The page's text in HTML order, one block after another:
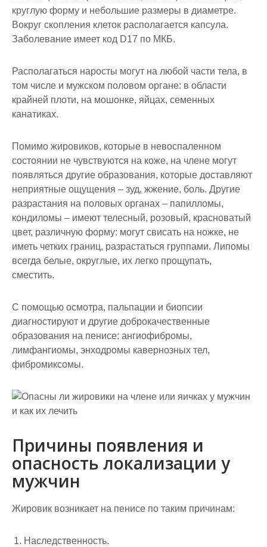
круглую форму и небольшие размеры в диаметре.
Вокруг скопления клеток располагается капсула.
Заболевание имеет код D17 по МКБ.
Располагаться наросты могут на любой части тела, в
том числе и мужском половом органе: в области
крайней плоти, на мошонке, яйцах, семенных
канатиках.
Помимо жировиков, которые в невоспаленном
состоянии не чувствуются на коже, на члене могут
появляться другие образования, которые доставляют
неприятные ощущения – зуд, жжение, боль. Другие
разрастания на половых органах – папилломы,
кондиломы – имеют телесный, розовый, красноватый
цвет, различную форму: могут свисать на ножке, не
иметь четких границ, разрастаться группами. Липомы
всегда белые, округлые, их легко прощупать,
сместить.
С помощью осмотра, пальпации и биопсии
диагностируют и другие доброкачественные
образования на пенисе: ангиофибромы,
лимфангиомы, энходромы кавернозных тел,
фибромиксомы.
Причины появления и
опасность локализации у
мужчин
Жировик возникает на пенисе по таким причинам:
Наследственность.